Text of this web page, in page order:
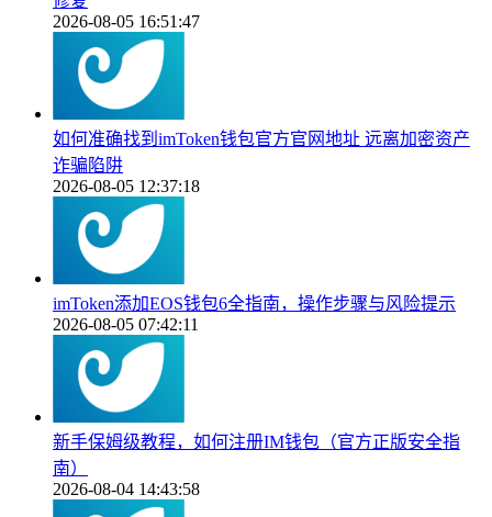
2026-08-05 16:51:47
如何准确找到imToken钱包官方官网地址 远离加密资产
诈骗陷阱
2026-08-05 12:37:18
imToken添加EOS钱包6全指南，操作步骤与风险提示
2026-08-05 07:42:11
新手保姆级教程，如何注册IM钱包（官方正版安全指
南）
2026-08-04 14:43:58